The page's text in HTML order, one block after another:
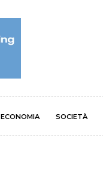
ECONOMIA SOCIETÀ